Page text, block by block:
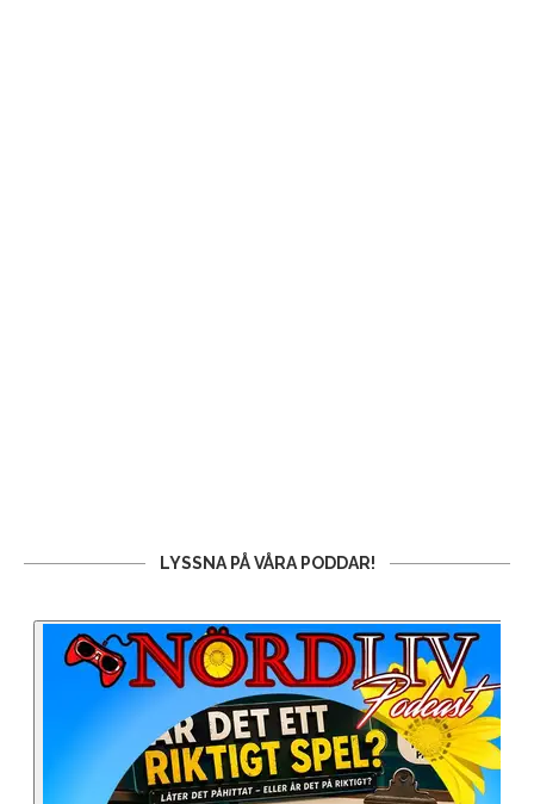
LYSSNA PÅ VÅRA PODDAR!